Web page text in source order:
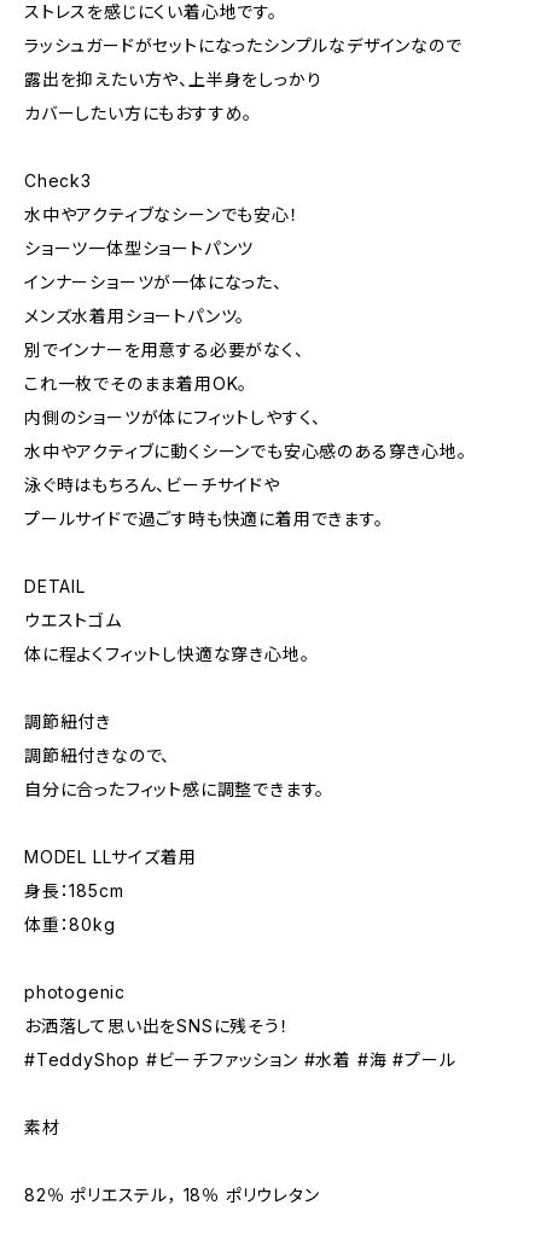
ストレスを感じにくい着心地です。
ラッシュガードがセットになったシンプルなデザインなので
露出を抑えたい方や、上半身をしっかり
カバーしたい方にもおすすめ。
Check3
水中やアクティブなシーンでも安心！
ショーツ一体型ショートパンツ
インナーショーツが一体になった、
メンズ水着用ショートパンツ。
別でインナーを用意する必要がなく、
これ一枚でそのまま着用OK。
内側のショーツが体にフィットしやすく、
水中やアクティブに動くシーンでも安心感のある穿き心地。
泳ぐ時はもちろん、ビーチサイドや
プールサイドで過ごす時も快適に着用できます。
DETAIL
ウエストゴム
体に程よくフィットし快適な穿き心地。
調節紐付き
調節紐付きなので、
自分に合ったフィット感に調整できます。
MODEL LLサイズ着用
身長：185cm
体重：80kg
photogenic
お洒落して思い出をSNSに残そう！
#TeddyShop #ビーチファッション #水着 #海 #プール
素材
82％ ポリエステル， 18％ ポリウレタン